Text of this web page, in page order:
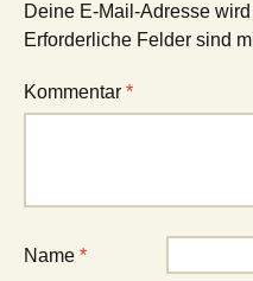
Deine E-Mail-Adresse
Erforderliche Felder sind
Kommentar *
Name *